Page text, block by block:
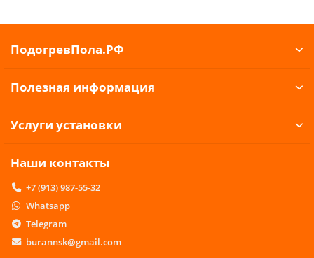
ПодогревПола.РФ
Полезная информация
Услуги установки
Наши контакты
+7 (913) 987-55-32
Whatsapp
Telegram
burannsk@gmail.com